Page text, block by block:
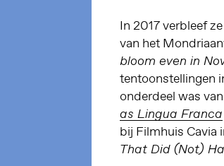
In 2017 verbleef
van het
bloom even in
tentoonstellingen
onderdeel was
as Lingua Franca
bij Filmhuis Cavia
That Did (Not)